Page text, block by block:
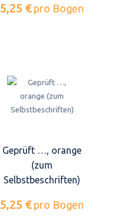
5,25 € pro Bogen
Geprüft …, orange
(zum
Selbstbeschriften)
5,25 € pro Bogen